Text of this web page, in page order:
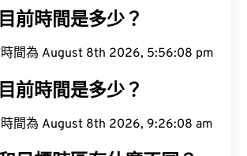
前時間是多少？
時間為 August 8th 2026, 5:56:09 pm
前時間是多少？
間為 August 8th 2026, 9:26:09 am